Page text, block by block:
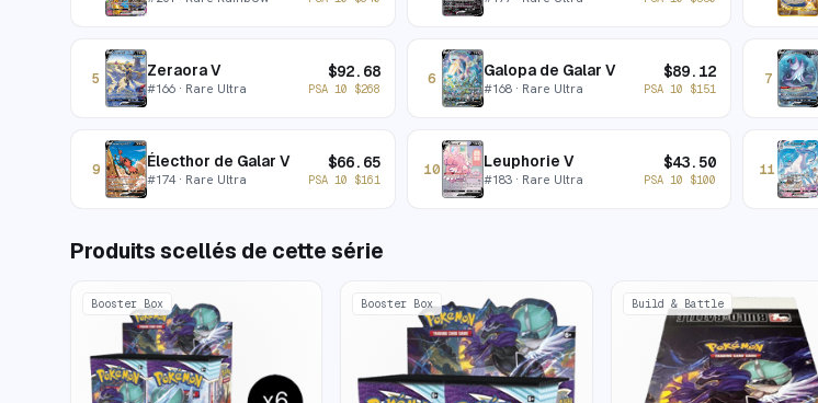
5 Zeraora V
#166 · Rare Ultra
$92.68
PSA 10 $268
6 Galopa de Galar V
#168· Rare Ultra
$89.12
PSA 10 $151
7
9 Électhor de Galar V
#174· Rare Ultra
$66.65
PSA 10 $161
10 Leuphorie V
#183· Rare Ultra
$43.50
PSA 10 $100
11
Produits scellés de cette série
Booster Box Booster Box Build & Battle